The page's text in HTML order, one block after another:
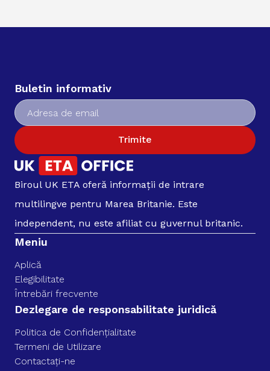
Buletin informativ
Trimite
Biroul UK ETA oferă informații de intrare
multilingve pentru Marea Britanie. Este
independent, nu este afiliat cu guvernul britanic.
Meniu
Aplică
Elegibilitate
Întrebări frecvente
Dezlegare de responsabilitate juridică
Politica de Confidențialitate
Termeni de Utilizare
Contactați-ne